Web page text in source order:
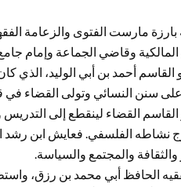
مارست الفتوى والزعامة
وقاضي الجماعة وإمام
القاسم أحمد بن أبي الوليد،
القضاء لينقطع إلى
في أوج نشاطه الفلسفي. فعايش ابن
والمجتمع والسياسة.
الحافظ أبي محمد بن رزق،